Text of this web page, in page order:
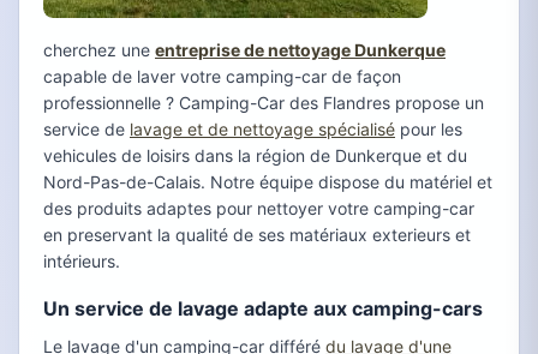
cherchez une entreprise de nettoyage Dunkerque
capable de laver votre camping-car de façon
professionnelle ? Camping-Car des Flandres propose un
service de lavage et de nettoyage spécialisé pour les
vehicules de loisirs dans la région de Dunkerque et du
Nord-Pas-de-Calais. Notre équipe dispose du matériel et
des produits adaptes pour nettoyer votre camping-car
en preservant la qualité de ses matériaux exterieurs et
intérieurs.
Un service de lavage adapte aux camping-cars
Le lavage d'un camping-car différé du lavage d'une